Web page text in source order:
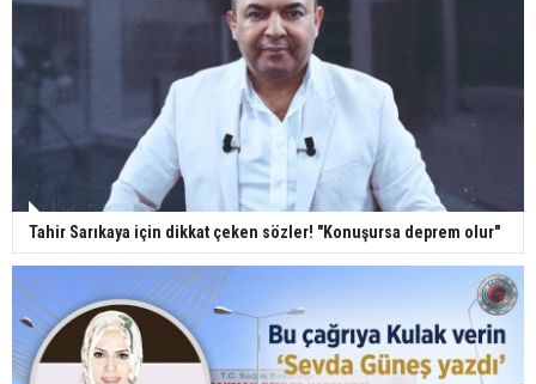
Tahir Sarıkaya için dikkat çeken sözler! "Konuşursa deprem olur"